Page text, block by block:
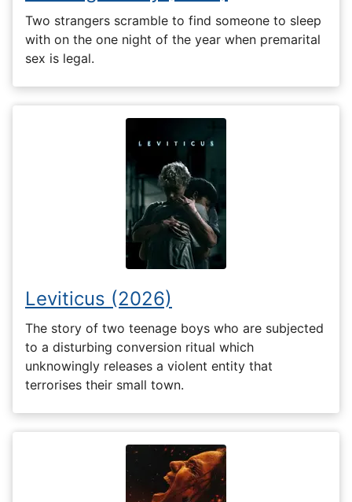
Two strangers scramble to find someone to sleep
with on the one night of the year when premarital
sex is legal.
Leviticus (2026)
The story of two teenage boys who are subjected
to a disturbing conversion ritual which
unknowingly releases a violent entity that
terrorises their small town.